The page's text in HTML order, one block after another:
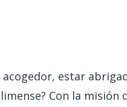
estar
Con la misión